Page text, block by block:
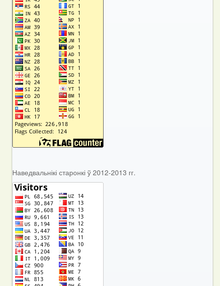
Наведвальнікі старонкі ў 2012-2013 гг.